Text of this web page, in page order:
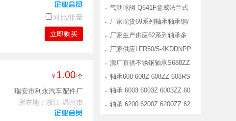
对比/批量
立即购买
￥ 1.00/个
瑞安市利永汽车配件厂
所在地：浙江-温州市
式气动衬
气动球阀 Q641F意威法兰式
气动球阀
厂家现货69系列轴承轴承钢/
不锈钢材
厂家生产供应62系列轴承多
材质选择转
厂家供应LFR50/5-4KDDNPP
走轨道导轮
源厂直供不锈钢轴承S688ZZ
淋浴房滑轮
轴承608 608Z 608ZZ 608RS
滑板 溜冰
轴承 6003 6003Z 6003ZZ 60
03RS 6003
轴承 6200 6200Z 6200ZZ 62